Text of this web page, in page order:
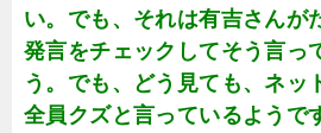
い。でも、それは有吉さんが
発言をチェックしてそう言っ
う。でも、どう見ても、ネッ
全員クズと言っているようで